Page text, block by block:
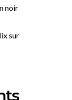
noir
sur